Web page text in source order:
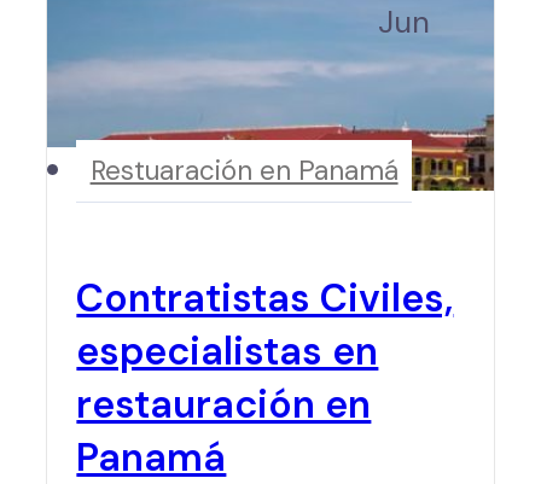
Jun
Contratistas Civiles,
especialistas en
restauración en
Panamá
Restuaración en Panamá